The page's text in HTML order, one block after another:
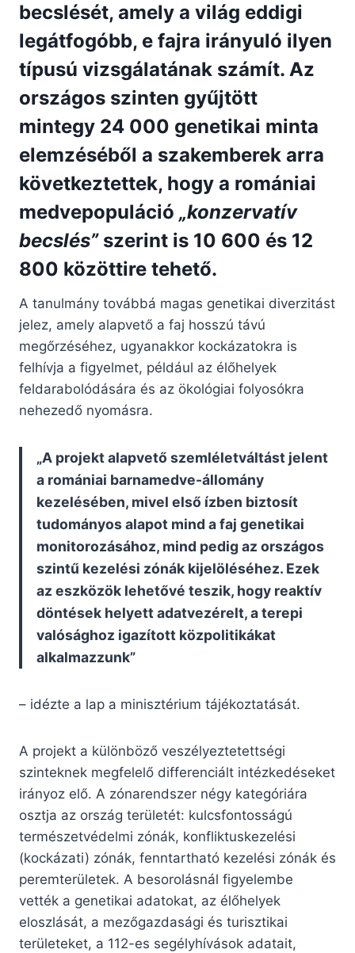
becslését, amely a világ eddigi
legátfogóbb, e fajra irányuló ilyen
típusú vizsgálatának számít. Az
országos szinten gyűjtött
mintegy 24 000 genetikai minta
elemzéséből a szakemberek arra
következtettek, hogy a romániai
medvepopuláció „konzervatív
becslés” szerint is 10 600 és 12
800 közöttire tehető.
A tanulmány továbbá magas genetikai diverzitást
jelez, amely alapvető a faj hosszú távú
megőrzéséhez, ugyanakkor kockázatokra is
felhívja a figyelmet, például az élőhelyek
feldarabolódására és az ökológiai folyosókra
nehezedő nyomásra.
„A projekt alapvető szemléletváltást jelent
a romániai barnamedve-állomány
kezelésében, mivel első ízben biztosít
tudományos alapot mind a faj genetikai
monitorozásához, mind pedig az országos
szintű kezelési zónák kijelöléséhez. Ezek
az eszközök lehetővé teszik, hogy reaktív
döntések helyett adatvezérelt, a terepi
valósághoz igazított közpolitikákat
alkalmazzunk”
– idézte a lap a minisztérium tájékoztatását.
A projekt a különböző veszélyeztetettségi
szinteknek megfelelő differenciált intézkedéseket
irányoz elő. A zónarendszer négy kategóriára
osztja az ország területét: kulcsfontosságú
természetvédelmi zónák, konfliktuskezelési
(kockázati) zónák, fenntartható kezelési zónák és
peremterületek. A besorolásnál figyelembe
vették a genetikai adatokat, az élőhelyek
eloszlását, a mezőgazdasági és turisztikai
területeket, a 112-es segélyhívások adatait,